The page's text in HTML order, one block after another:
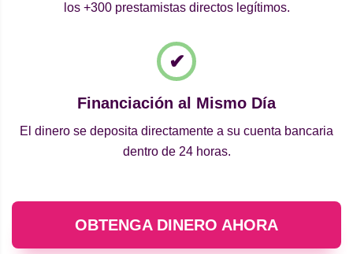
los +300 prestamistas directos legítimos.
Financiación al Mismo Día
El dinero se deposita directamente a su cuenta bancaria
dentro de 24 horas.
OBTENGA DINERO AHORA